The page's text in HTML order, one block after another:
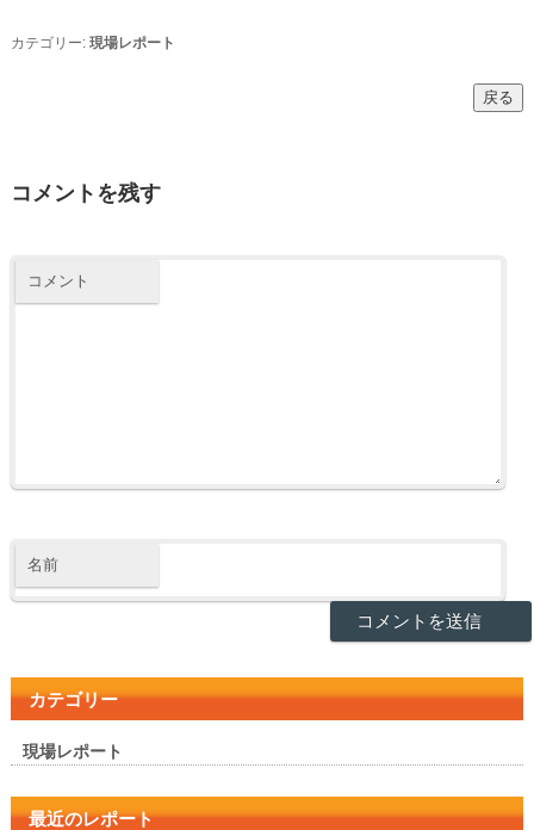
カテゴリー: 現場レポート
コメントを残す
コメント
名前
カテゴリー
現場レポート
最近のレポート